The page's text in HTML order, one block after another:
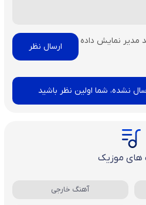
مدیر نمایش داده
نشده، شما اولین نظر باشید
موزیک
آهنگ خارجی